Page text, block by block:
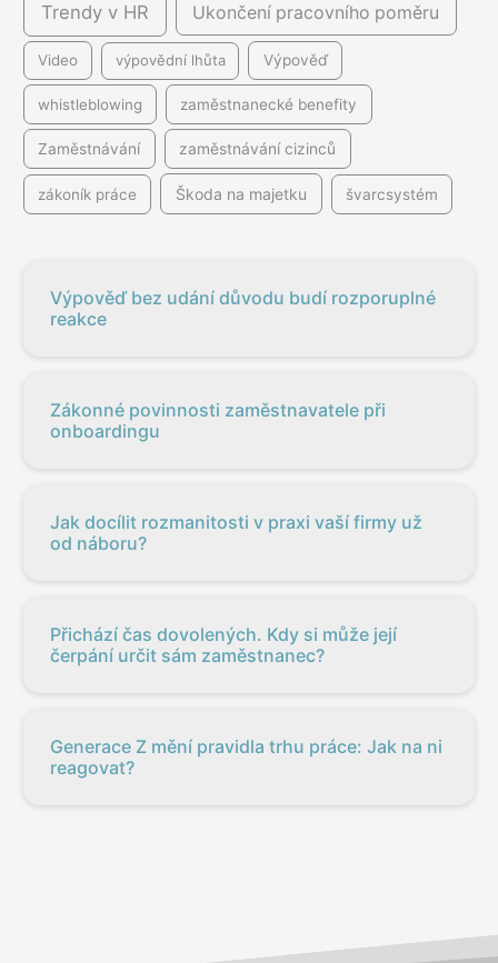
Trendy v HR Ukončení pracovního poměru
Video výpovědní lhůta Výpověď
whistleblowing zaměstnanecké benefity
Zaměstnávání zaměstnávání cizinců
zákoník práce Škoda na majetku švarcsystém
Výpověď bez udání důvodu budí rozporuplné
reakce
Zákonné povinnosti zaměstnavatele při
onboardingu
Jak docílit rozmanitosti v praxi vaší firmy už
od náboru?
Přichází čas dovolených. Kdy si může její
čerpání určit sám zaměstnanec?
Generace Z mění pravidla trhu práce: Jak na ni
reagovat?